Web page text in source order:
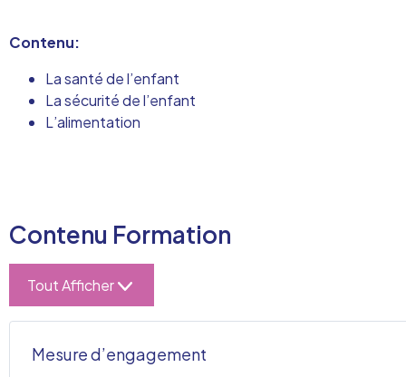
Contenu:
La santé de l’enfant
La sécurité de l’enfant
L’alimentation
Contenu Formation
Tout Afficher
Mesure d’engagement